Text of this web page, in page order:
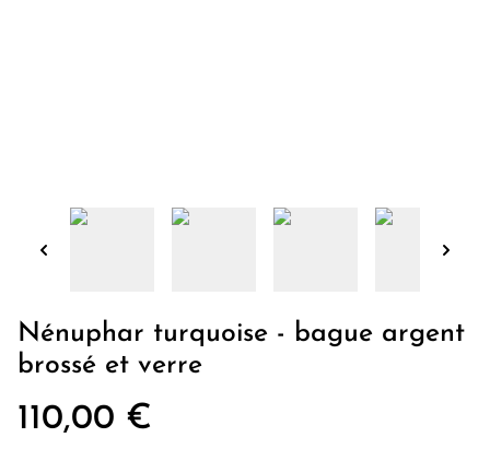
Nénuphar turquoise - bague argent
brossé et verre
110,00 €